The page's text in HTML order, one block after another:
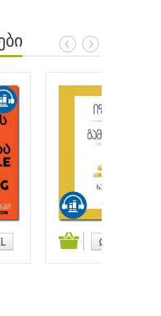
₾9.95 GEL
კალათაში დამატება